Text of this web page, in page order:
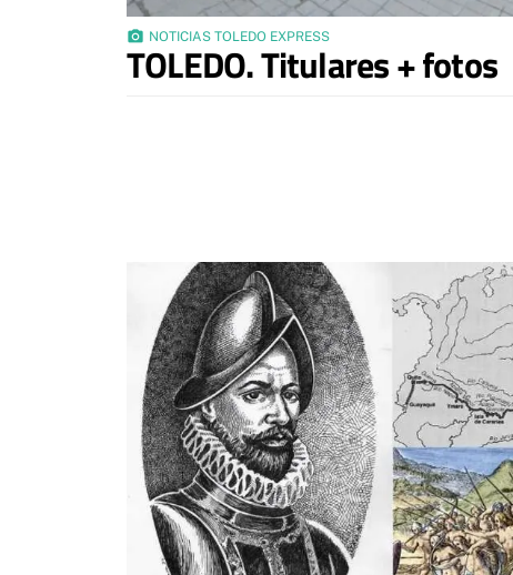
photo_camera NOTICIAS TOLEDO EXPRESS
TOLEDO. Titulares + fotos